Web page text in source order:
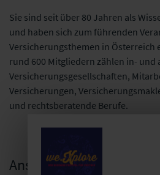
Sie sind seit über 80 Jahren als
und haben sich zum führenden
Versicherungsthemen in Österreich
rund 600 Mitgliedern zählen in- und
Versicherungsgesellschaften,
Versicherungen,
und rechtsberatende Berufe.
Ansprechpartner für die